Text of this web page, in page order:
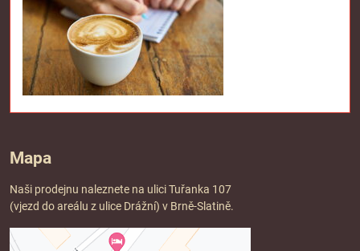
Mapa
Naši prodejnu naleznete na ulici Tuřanka 107
(vjezd do areálu z ulice Drážní) v Brně-Slatině.